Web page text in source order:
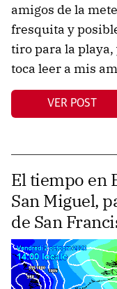
amigos de la
fresquita y
tiro para la playa,
toca leer a mis
VER POST
El tiempo en
San Miguel,
de San